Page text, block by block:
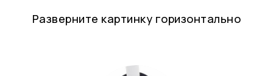
Разверните картинку горизонтально